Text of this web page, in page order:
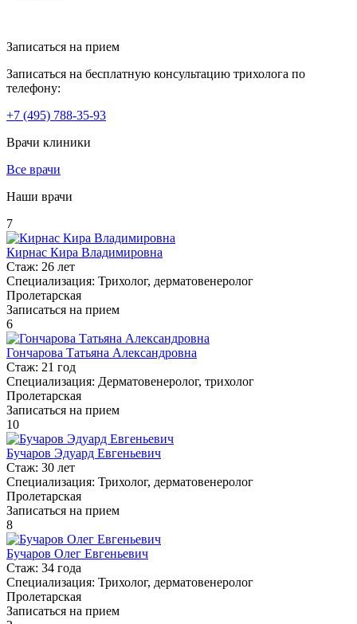
Записаться на прием
Записаться на бесплатную консультацию трихолога по
телефону:
+7 (495) 788-35-93
Врачи клиники
Все врачи
Наши врачи
7
Кирнас Кира Владимировна
Стаж: 26 лет
Специализация: Трихолог, дерматовенеролог
Пролетарская
Записаться на прием
6
Гончарова Татьяна Александровна
Стаж: 21 год
Специализация: Дерматовенеролог, трихолог
Пролетарская
Записаться на прием
10
Бучаров Эдуард Евгеньевич
Стаж: 30 лет
Специализация: Трихолог, дерматовенеролог
Пролетарская
Записаться на прием
8
Бучаров Олег Евгеньевич
Стаж: 34 года
Специализация: Трихолог, дерматовенеролог
Пролетарская
Записаться на прием